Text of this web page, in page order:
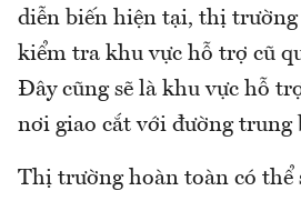
diễn biến hiện tại, thị trường
kiểm tra khu vực hỗ trợ cũ
Đây cũng sẽ là khu vực hỗ
nơi giao cắt với đường trung
Thị trường hoàn toàn có thể